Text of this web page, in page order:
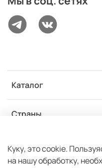
Каталог
Страны
Куку, это cookie.
на нашу обработку,